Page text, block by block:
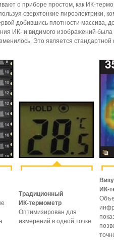
о приборе простом, как ИК-
сверхтонкие пироэлектрики,
добившись плотности массива,
ИК- и видимого изображений была
Это является
Традиционный
ИК-термометр
Оптимизирован для
измерений в одной точке
ИК-